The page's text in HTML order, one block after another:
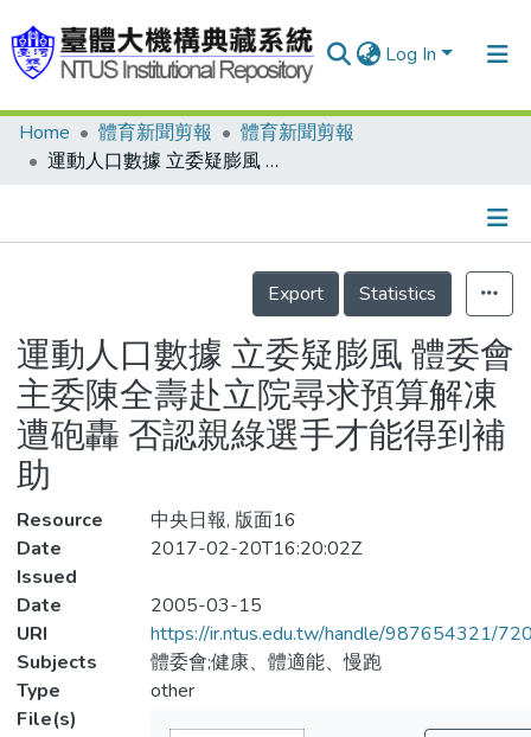
Log In
Communities & Collections
Statistics
Home 體育新聞剪報
體育新聞剪報
運動人口數據 立委疑膨風 體委會主委陳全壽赴立院尋求預算解凍遭砲轟 否認親綠選手才能得到補助
Details
Export
Statistics
運動人口數據 立委疑膨風 體委會
主委陳全壽赴立院尋求預算解凍
遭砲轟 否認親綠選手才能得到補
助
Resource
中央日報, 版面16
Date
Issued
2017-02-20T16:20:02Z
Date
2005-03-15
URI
https://ir.ntus.edu.tw/handle/987654321/
Subjects
體委會;健康、體適能、慢跑
Type
other
File(s)